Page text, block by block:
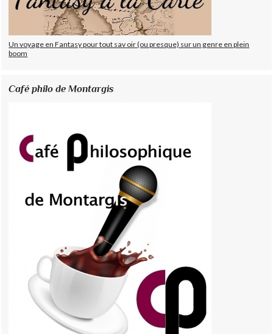
Un voyage en Fantasy pour tout sav oir (ou presque) sur un genre en plein
boom
Café philo de Montargis